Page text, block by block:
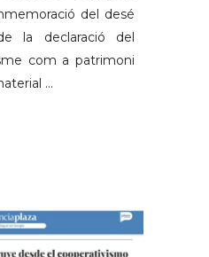
del desé
la declaració del
com a patrimoni
...